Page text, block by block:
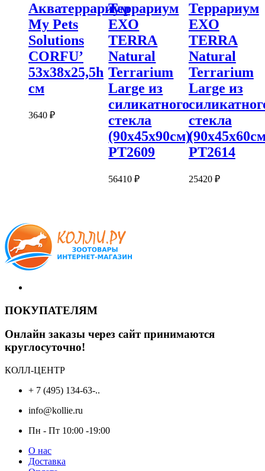
Акватеррариум
My Pets
Solutions
CORFU’
53x38x25,5h
см
3640 ₽
Террариум
EXO
TERRA
Natural
Terrarium
Large из
силикатного
стекла
(90х45х90см)
PT2609
56410₽
Террариум
EXO
TERRA
Natural
Terrarium
Large из
стекла
PT2614
25420 ₽
ПОКУПАТЕЛЯМ
Онлайн заказы через сайт принимаются
круглосуточно!
КОЛЛ-ЦЕНТР
+ 7 (495) 134-63-..
info@kollie.ru
Пн - Пт 10:00 -19:00
О нас
Доставка